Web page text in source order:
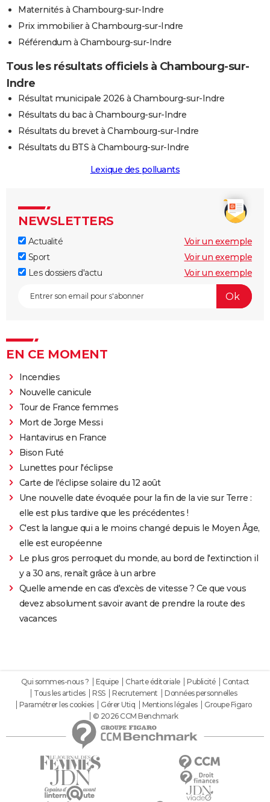
Maternités à Chambourg-sur-Indre
Prix immobilier à Chambourg-sur-Indre
Référendum à Chambourg-sur-Indre
Tous les résultats officiels à Chambourg-sur-
Indre
Résultat municipale 2026 à Chambourg-sur-Indre
Résultats du bac à Chambourg-sur-Indre
Résultats du brevet à Chambourg-sur-Indre
Résultats du BTS à Chambourg-sur-Indre
Lexique des polluants
NEWSLETTERS
Actualité
Voir un exemple
Sport
Voir un exemple
Les dossiers d'actu
Voir un exemple
EN CE MOMENT
Incendies
Nouvelle canicule
Tour de France femmes
Mort de Jorge Messi
Hantavirus en France
Bison Futé
Lunettes pour l'éclipse
Carte de l'éclipse solaire du 12 août
Une nouvelle date évoquée pour la fin de la vie sur Terre :
elle est plus tardive que les précédentes !
C'est la langue qui a le moins changé depuis le Moyen Âge,
elle est européenne
Le plus gros perroquet du monde, au bord de l'extinction il
y a 30 ans, renaît grâce à un arbre
Quelle amende en cas d'excès de vitesse ? Ce que vous
devez absolument savoir avant de prendre la route des
vacances
Qui sommes-nous ? Equipe Charte éditoriale Publicité
Contact
Tous les articles
RSS Recrutement
Données personnelles
Paramétrer les cookies
Gérer Utiq Mentions légales
Groupe Figaro
© 2026 CCM Benchmark